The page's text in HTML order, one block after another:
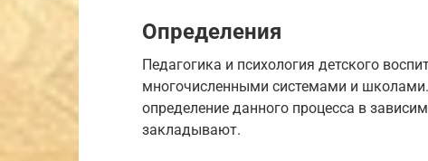
Определения
Педагогика и психология детского
многочисленными системами и
определение данного процесса в
закладывают.